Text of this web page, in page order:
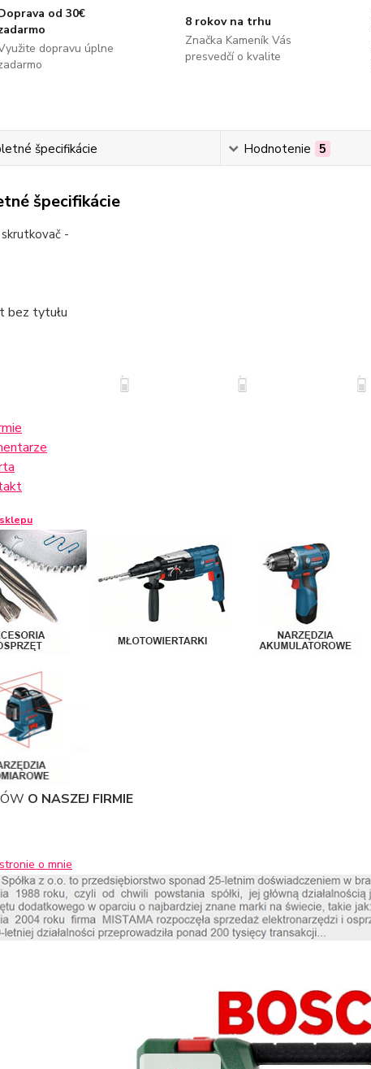
od 30€
dopravu úplne
8 rokov na trhu
Značka Kameník Vás
presvedčí o kvalite
špecifikácie Hodnotenie 5
špecifikácie
-
bez tytułu
O NASZEJ FIRMIE
o mnie